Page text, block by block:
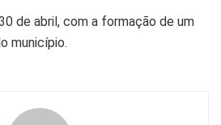
de abril, com a formação de um
município.